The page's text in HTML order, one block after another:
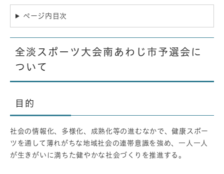
ページ内目次
全淡スポーツ大会南あわじ市予選会に
ついて
目的
社会の情報化、多様化、成熟化等の進むなかで、健康スポー
ツを通して薄れがちな地域社会の連帯意識を強め、一人一人
が生きがいに満ちた健やかな社会づくりを推進する。